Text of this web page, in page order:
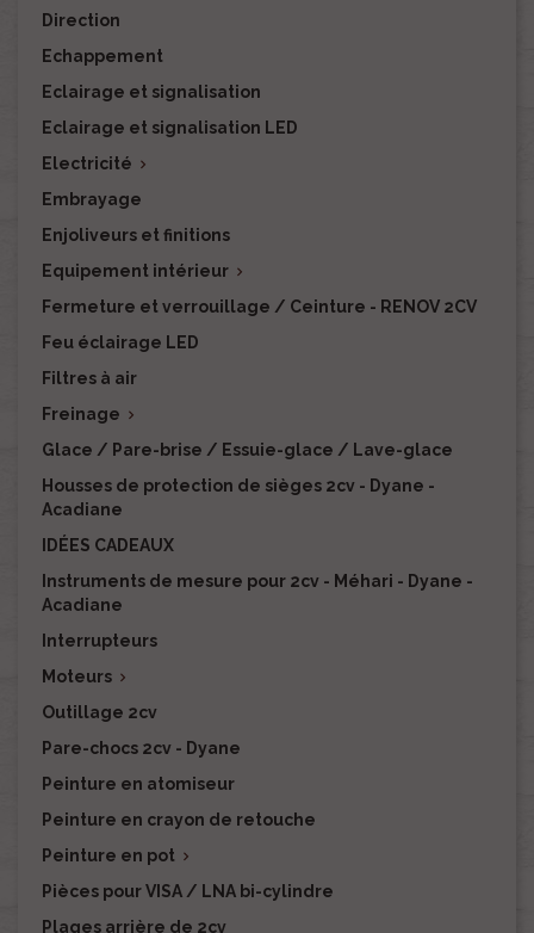
Direction
Echappement
Eclairage et signalisation
Eclairage et signalisation LED
Electricité 
Embrayage
Enjoliveurs et finitions
Equipement intérieur 
Fermeture et verrouillage / Ceinture - RENOV 2CV
Feu éclairage LED
Filtres à air
Freinage 
Glace / Pare-brise / Essuie-glace / Lave-glace
Housses de protection de sièges 2cv - Dyane -
Acadiane
IDÉES CADEAUX
Instruments de mesure pour 2cv - Méhari - Dyane -
Acadiane
Interrupteurs
Moteurs 
Outillage 2cv
Pare-chocs 2cv - Dyane
Peinture en atomiseur
Peinture en crayon de retouche
Peinture en pot 
Pièces pour VISA / LNA bi-cylindre
Plages arrière de 2cv